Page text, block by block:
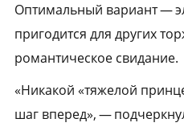
Оптимальный вариант —
пригодится для других
романтическое свидание.
«Никакой «тяжелой
шаг вперед», —